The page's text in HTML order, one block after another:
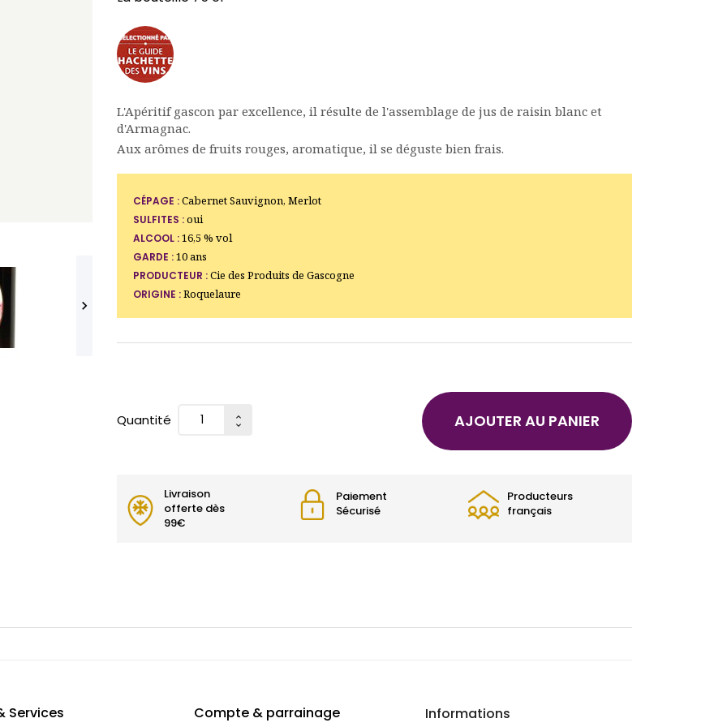

L'Apéritif gascon par excellence, il résulte de l'assemblage de jus de raisin blanc et
d'Armagnac.
Aux arômes de fruits rouges, aromatique, il se déguste bien frais.
CÉPAGE :Cabernet Sauvignon, Merlot
SULFITES :oui
ALCOOL :16,5 % vol
GARDE :10 ans
PRODUCTEUR :Cie des Produits de Gascogne
ORIGINE :Roquelaure
Quantité AJOUTER AU PANIER
Livraison
offerte dès
99€
Paiement
Sécurisé
Producteurs
français
Services Compte & parrainage Informations